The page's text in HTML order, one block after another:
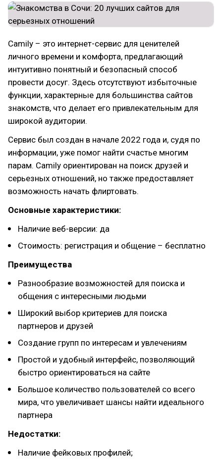
Camily – это интернет-сервис для ценителей
личного времени и комфорта, предлагающий
интуитивно понятный и безопасный способ
провести досуг. Здесь отсутствуют избыточные
функции, характерные для большинства сайтов
знакомств, что делает его привлекательным для
широкой аудитории.
Сервис был создан в начале 2022 года и, судя по
информации, уже помог найти счастье многим
парам. Camily ориентирован на поиск друзей и
серьезных отношений, но также предоставляет
возможность начать флиртовать.
Основные характеристики:
Наличие веб-версии: да
Стоимость: регистрация и общение – бесплатно
Преимущества
Разнообразие возможностей для поиска и
общения с интересными людьми
Широкий выбор критериев для поиска
партнеров и друзей
Создание групп по интересам и увлечениям
Простой и удобный интерфейс, позволяющий
быстро ориентироваться на сайте
Большое количество пользователей со всего
мира, что увеличивает шансы найти идеального
партнера
Недостатки:
Наличие фейковых профилей;